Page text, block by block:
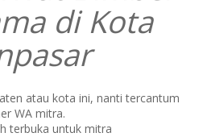
di Kota
atau kota ini, nanti tercantum
WA mitra.
terbuka untuk mitra